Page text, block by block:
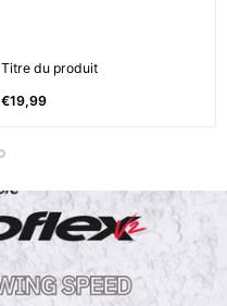
Titre du produit
Prix
normal
€19,99